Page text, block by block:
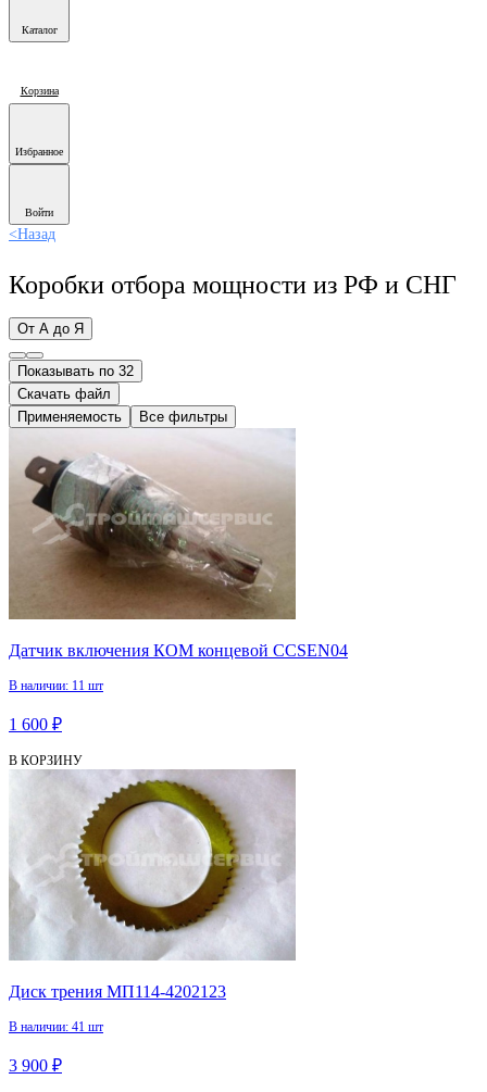
Каталог
Корзина
Избранное
Войти
<Назад
Коробки отбора мощности из РФ и СНГ
От А до Я
Показывать по 32
Скачать файл
Применяемость
Все фильтры
Датчик включения КОМ концевой CCSEN04
В наличии: 11 шт
1 600 ₽
В КОРЗИНУ
Диск трения МП114-4202123
В наличии: 41 шт
3 900 ₽